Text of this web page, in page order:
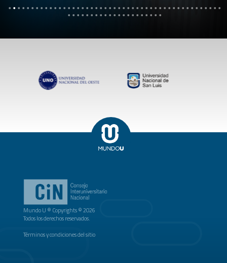
Mundo U ® Copyrights © 2026
Todos los derechos reservados.
Términos y condiciones del sitio